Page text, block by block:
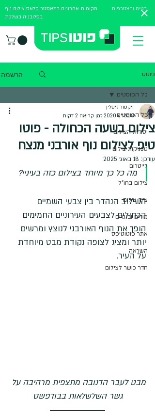
מקומות אחרונים במאסטר קלאס צילום נוף
בסלובניה בשלכת
לפרטים והצטרפות
פוסט הרשמה
כל הפוסטים
יסודות הצילום
טכניקות צילום
לייטרום
צילום בחו"ל
ציוד צילום
מורים ובוגרים
אתר פוטוטיפס
השראה
חדר כושר לצילום
כל הפוסטים
צילום בשעה הכחולה - פוטו
טיפ לצילום נוף אורבני מנצח
ויקטור זיסלין
8 במרץ 2020
זמן קריאה 2 דקות
עודכן: 18 באוג׳ 2025
מה כל כך מיוחד בצילום כזה בעיניי?
השילוב הנהדר בין צבעי השמיים
הכחולים לצבעים העירוניים החמימים
הופך את הנוף האורבני לנוצץ ומרשים
יותר ומציג לצופה נקודת מבט מיוחדת
על העיר.
מבט לעבר הדנובה מתצפית מרהיבה על
גשר השלשלאות בבודפשט